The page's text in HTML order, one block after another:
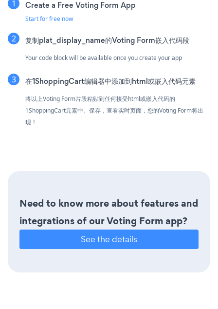
Create a Free Voting Form App
Start for free now
复制plat_display_name的Voting Form嵌入代码段
Your code block will be available once you create your app
在1ShoppingCart编辑器中添加到html或嵌入代码元素
将以上Voting Form片段粘贴到任何接受html或嵌入代码的
1ShoppingCart元素中。保存，查看实时页面，您的Voting Form将出
现！
Need to know more about features and
integrations of our Voting Form app?
See the details